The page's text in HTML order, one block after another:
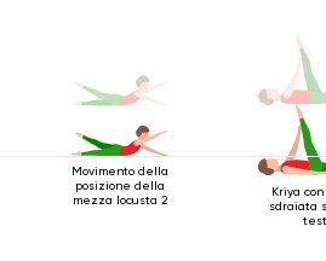
Movimento della
posizione della
mezza locusta 2
Kriya
sdraiata